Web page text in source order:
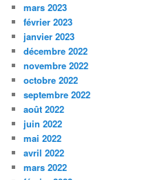
mars 2023
février 2023
janvier 2023
décembre 2022
novembre 2022
octobre 2022
septembre 2022
août 2022
juin 2022
mai 2022
avril 2022
mars 2022